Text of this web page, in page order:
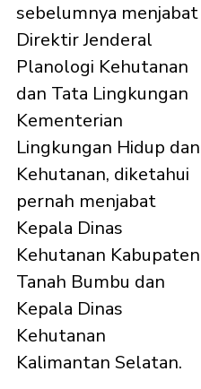
sebelumnya menjabat
Direktir Jenderal
Planologi Kehutanan
dan Tata Lingkungan
Kementerian
Lingkungan Hidup dan
Kehutanan, diketahui
pernah menjabat
Kepala Dinas
Kehutanan Kabupaten
Tanah Bumbu dan
Kepala Dinas
Kehutanan
Kalimantan Selatan.